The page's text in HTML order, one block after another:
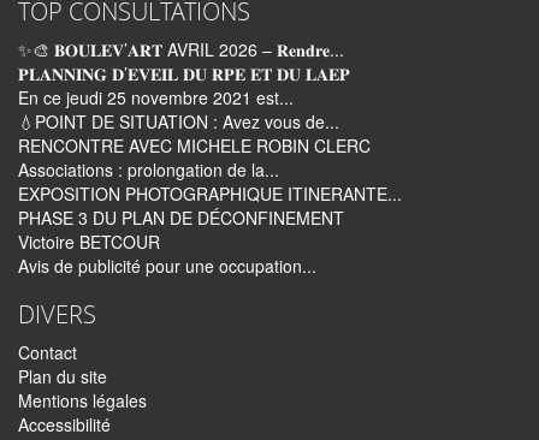
TOP CONSULTATIONS
✨🎨 𝐁𝐎𝐔𝐋𝐄𝐕’𝐀𝐑𝐓 AVRIL 2026 – 𝐑𝐞𝐧𝐝𝐫𝐞...
𝐏𝐋𝐀𝐍𝐍𝐈𝐍𝐆 𝐃’𝐄𝐕𝐄𝐈𝐋 𝐃𝐔 𝐑𝐏𝐄 𝐄𝐓 𝐃𝐔 𝐋𝐀𝐄𝐏
En ce jeudi 25 novembre 2021 est...
💧POINT DE SITUATION : Avez vous de...
RENCONTRE AVEC MICHELE ROBIN CLERC
Associations : prolongation de la...
EXPOSITION PHOTOGRAPHIQUE ITINERANTE...
PHASE 3 DU PLAN DE DÉCONFINEMENT
Victoire BETCOUR
Avis de publicité pour une occupation...
DIVERS
Contact
Plan du site
Mentions légales
Accessibilité